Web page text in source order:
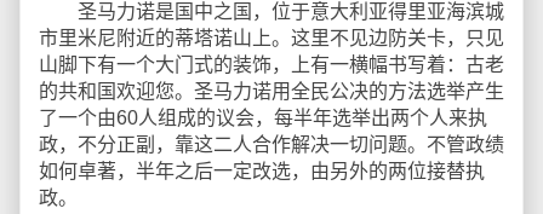
圣马力诺是国中之国，位于意大利亚得里亚海滨城
市里米尼附近的蒂塔诺山上。这里不见边防关卡，只见
山脚下有一个大门式的装饰，上有一横幅书写着：古老
的共和国欢迎您。圣马力诺用全民公决的方法选举产生
了一个由60人组成的议会，每半年选举出两个人来执
政，不分正副，靠这二人合作解决一切问题。不管政绩
如何卓著，半年之后一定改选，由另外的两位接替执
政。